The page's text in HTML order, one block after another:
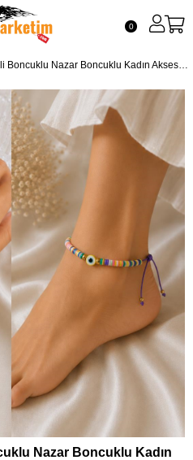
0
Bileklik Halhal Renkli Boncuklu Nazar Boncuklu Kadın Aksesuarı
Nazar Boncuklu Kadın